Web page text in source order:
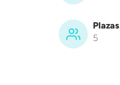
Plazas
5